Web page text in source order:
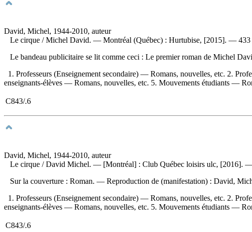
David, Michel, 1944-2010, auteur
Le cirque / Michel David. — Montréal (Québec) : Hurtubise, [2015]. — 433
Le bandeau publicitaire se lit comme ceci : Le premier roman de Michel
1. Professeurs (Enseignement secondaire) — Romans, nouvelles, etc. 2.
enseignants-élèves — Romans, nouvelles, etc. 5. Mouvements étudiants —
C843/.6
David, Michel, 1944-2010, auteur
Le cirque / David Michel. — [Montréal] : Club Québec loisirs ulc, [2016]. —
Sur la couverture : Roman. — Reproduction de (manifestation) : David,
1. Professeurs (Enseignement secondaire) — Romans, nouvelles, etc. 2.
enseignants-élèves — Romans, nouvelles, etc. 5. Mouvements étudiants —
C843/.6